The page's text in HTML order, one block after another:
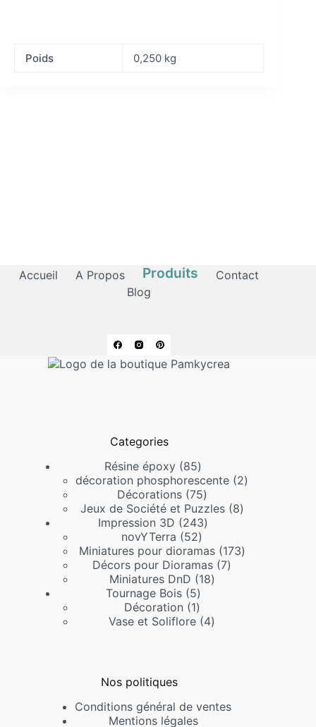
Poids 0,250 kg
Accueil A Propos Produits
Contact
Blog
Categories
Résine époxy 8585
produits
décoration phosphorescente 22
Décorations 7575
produits
Jeux de Société et Puzzles 88
Impression 3D 243243
novYTerra 5252
produits
Miniatures pour dioramas 173173
Décors pour Dioramas 77
Miniatures DnD 1818
Tournage Bois 55
produits
Décoration 11
produit
Vase et Soliflore 44
Nos politiques
Conditions général de ventes
Mentions légales